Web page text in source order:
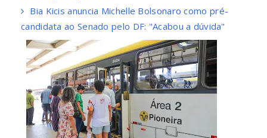
Bia Kicis anuncia Michelle Bolsonaro como pré-
candidata ao Senado pelo DF: "Acabou a dúvida"